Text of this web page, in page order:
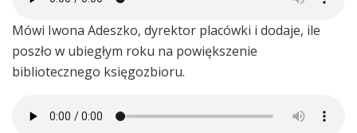
Mówi Iwona Adeszko, dyrektor placówki i dodaje, ile
poszło w ubiegłym roku na powiększenie
bibliotecznego księgozbioru.